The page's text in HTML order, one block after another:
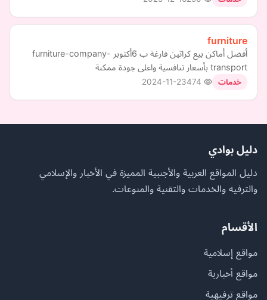
furniture
أفضل أماكن بيع كراتين فارغة ب 6أكتوبر furniture-company-
transport بأسعار تنافسية واعلى جودة ممكنة
خدمات 2024-11-23
دليل بوادي
دليل المواقع العربية والأجنبية المميزة في الأخبار والإسلامي
والترفيه والخدمات والتقنية والمنوعات.
الأقسام
مواقع إسلامية
مواقع أخبارية
مواقع ترفيهية